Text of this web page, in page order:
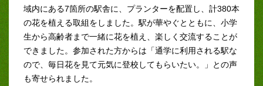
域内にある7箇所の駅舎に、プランターを配置し、計380本
の花を植える取組をしました。駅が華やぐとともに、小学
生から高齢者まで一緒に花を植え、楽しく交流することが
できました。参加された方からは「通学に利用される駅な
ので、毎日花を見て元気に登校してもらいたい。」との声
も寄せられました。